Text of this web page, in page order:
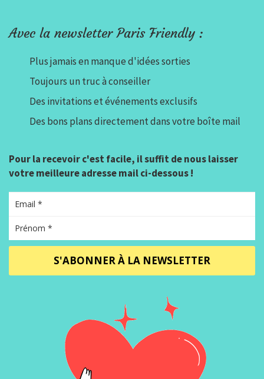
Avec la newsletter Paris Friendly :
Plus jamais en manque d'idées sorties
Toujours un truc à conseiller
Des invitations et événements exclusifs
Des bons plans directement dans votre boîte mail
Pour la recevoir c'est facile, il suffit de nous laisser
votre meilleure adresse mail ci-dessous !
S'ABONNER À LA NEWSLETTER